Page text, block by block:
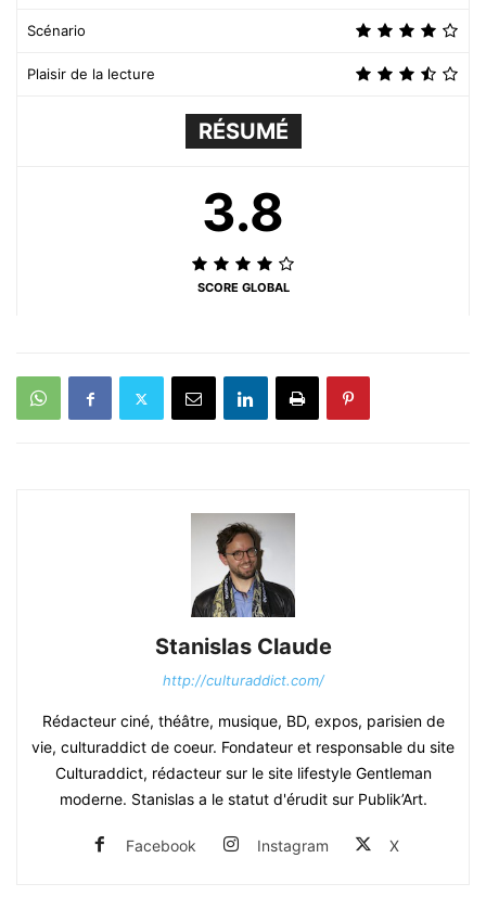
Scénario
Plaisir de la lecture
RÉSUMÉ
3.8
SCORE GLOBAL
Stanislas Claude
http://culturaddict.com/
Rédacteur ciné, théâtre, musique, BD, expos, parisien de
vie, culturaddict de coeur. Fondateur et responsable du site
Culturaddict, rédacteur sur le site lifestyle Gentleman
moderne. Stanislas a le statut d'érudit sur Publik’Art.
Facebook Instagram X